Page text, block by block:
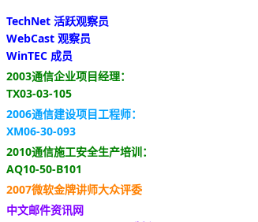
TechNet 活跃观察员
WebCast 观察员
WinTEC 成员
2003通信企业项目经理：
TX03-03-105
2006通信建设项目工程师：
XM06-30-093
2010通信施工安全生产培训：
AQ10-50-B101
2007微软金牌讲师大众评委
中文邮件资讯网